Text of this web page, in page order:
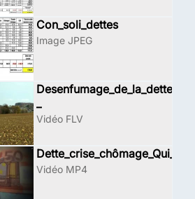
Con_soli_dettes
Image JPEG
_
Vidéo FLV
Vidéo MP4